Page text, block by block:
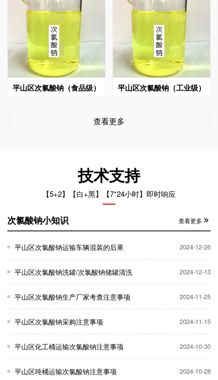
平山区次氯酸钠（食品级） 平山区次氯酸钠（工业级）
查看更多
技术支持
【5+2】【白+黑】【7*24小时】即时响应
次氯酸钠小知识 查看更多
平山区次氯酸钠运输车辆混装的后果 2024-12-26
平山区次氯酸钠洗罐/次氯酸钠储罐清洗 2024-12-13
平山区次氯酸钠生产厂家考查注意事项 2024-11-25
平山区次氯酸钠采购注意事项 2024-11-15
平山区化工桶运输次氯酸钠注意事项 2024-10-30
平山区吨桶运输次氯酸钠注意事项 2024-10-28